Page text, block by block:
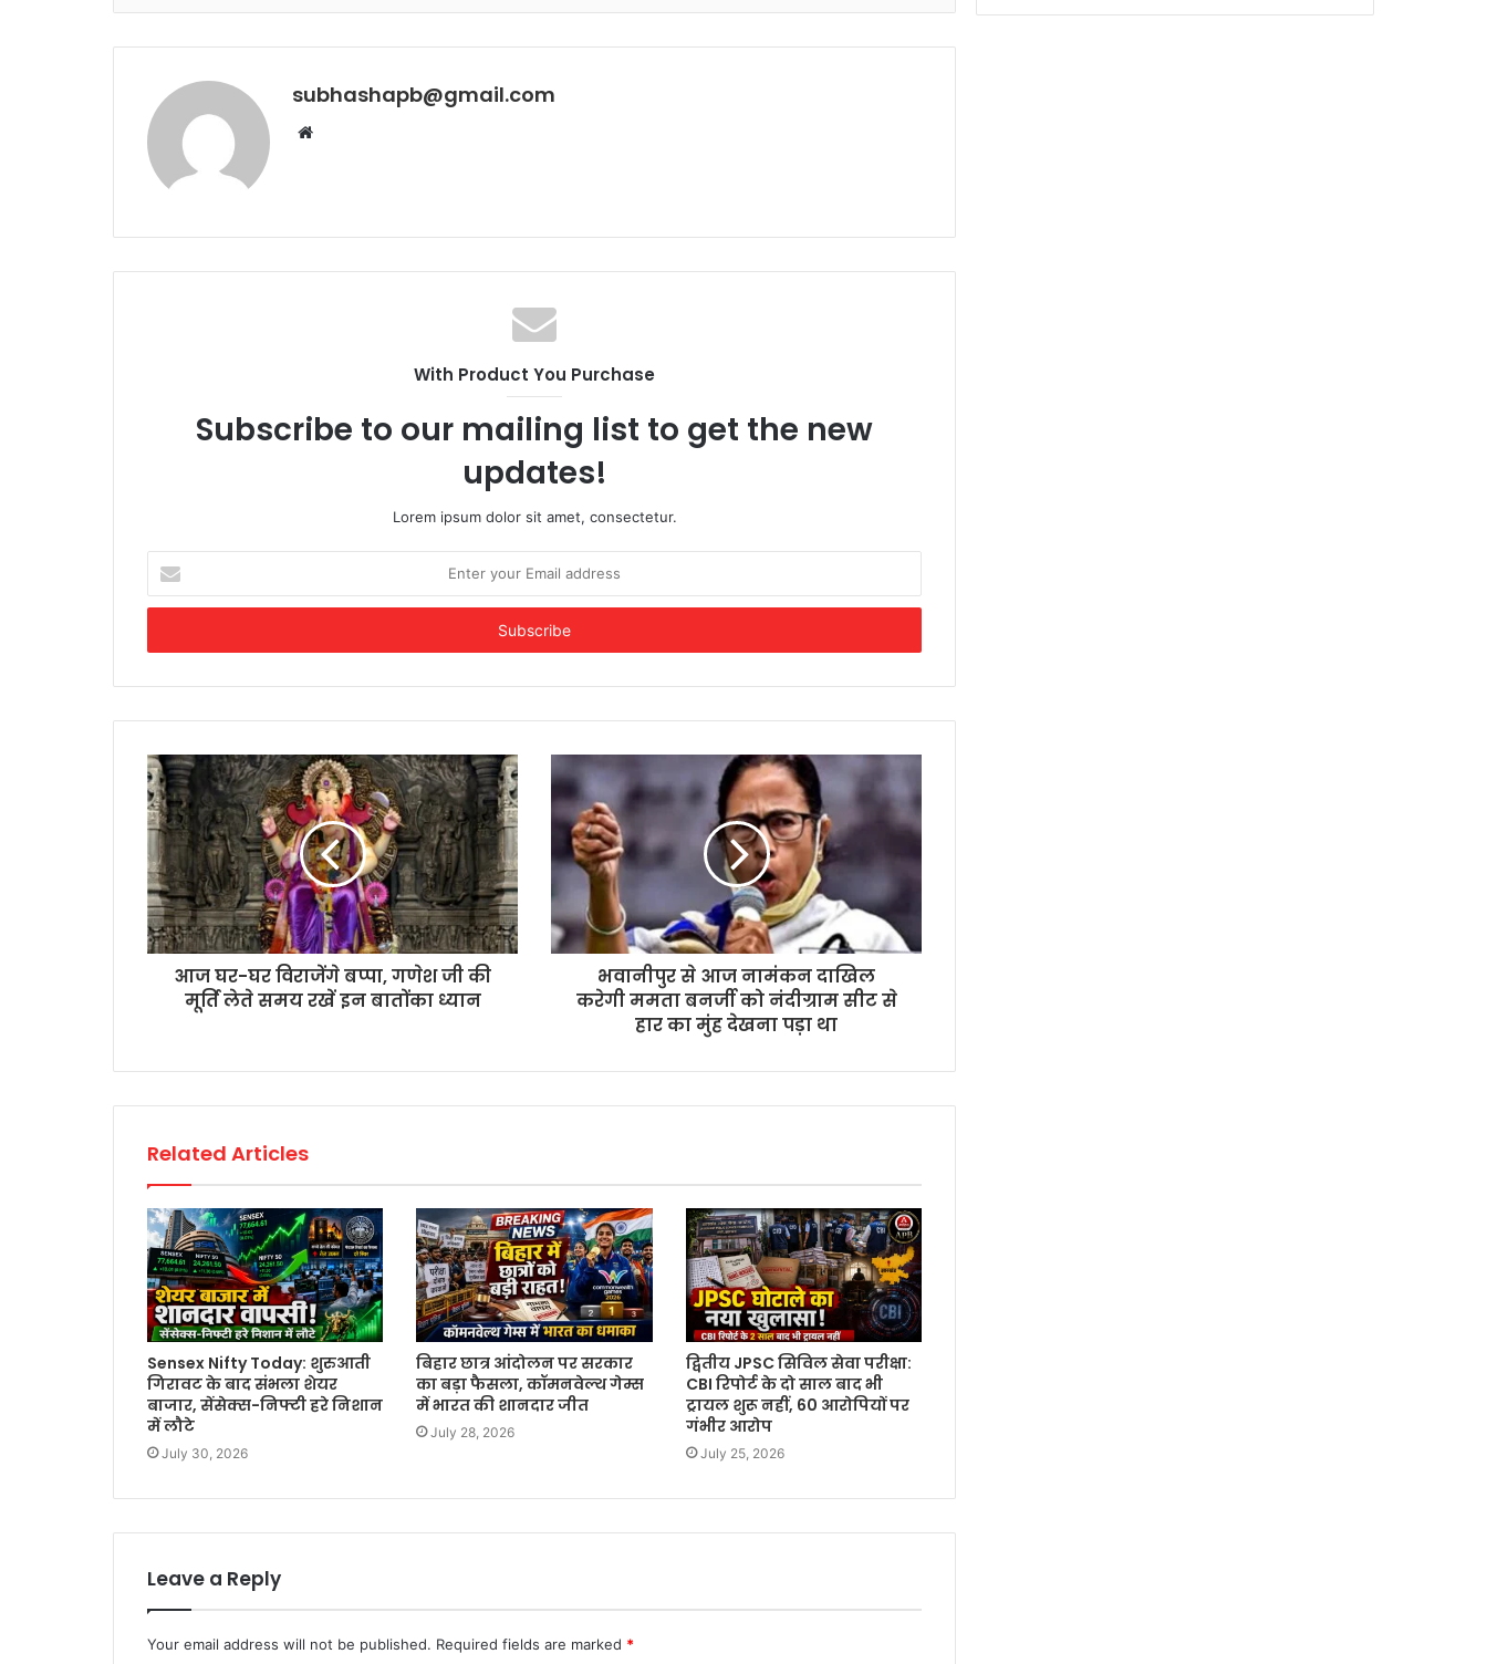
subhashapb@gmail.com
Website
With Product You Purchase
Subscribe to our mailing list to get the new
updates!
Lorem ipsum dolor sit amet, consectetur.
your
Email
आज घर-घर विराजेंगे बप्पा, गणेश जी की
मूर्ति लेते समय रखें इन बातोंका ध्यान
भवानीपुर से आज नामंकन दाखिल
करेगी ममता बनर्जी को नंदीग्राम सीट से
हार का मुंह देखना पड़ा था
Related Articles
Sensex Nifty Today: शुरुआती
गिरावट के बाद संभला शेयर
बाजार, सेंसेक्स-निफ्टी हरे निशान
में लौटे
July 30, 2026
बिहार छात्र आंदोलन पर सरकार
का बड़ा फैसला, कॉमनवेल्थ गेम्स
में भारत की शानदार जीत
July 28, 2026
द्वितीय JPSC सिविल सेवा परीक्षा:
CBI रिपोर्ट के दो साल बाद भी
ट्रायल शुरू नहीं, 60 आरोपियों पर
गंभीर आरोप
July 25, 2026
Leave a Reply
Your email address will not be published. Required fields are marked *